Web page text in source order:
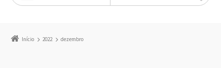
Início 2022 dezembro